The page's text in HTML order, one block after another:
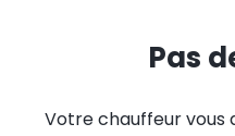
Pas
Votre chauffeur vous